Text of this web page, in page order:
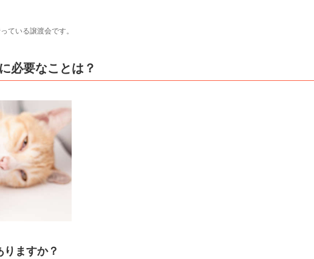
ている譲渡会です。
必要なことは？
ますか？